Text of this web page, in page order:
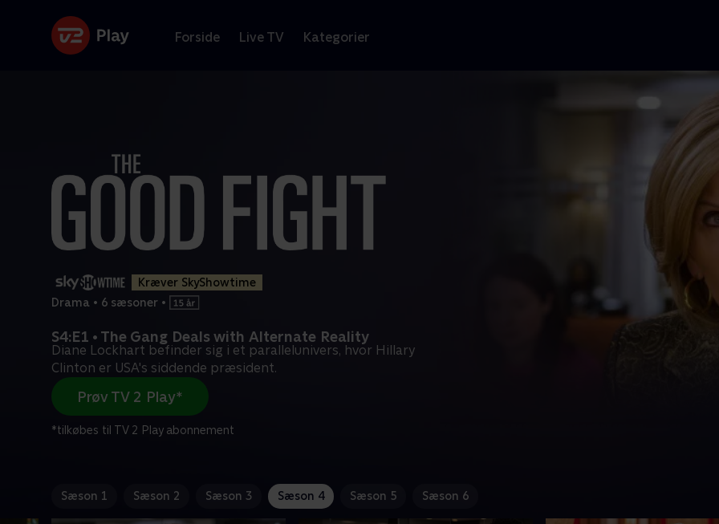
Forside Live TV Kategorier
Kræver SkyShowtime
Drama • 6 sæsoner •
S4:E1 • The Gang Deals with Alternate Reality
Diane Lockhart befinder sig i et parallelunivers, hvor Hillary
Clinton er USA's siddende præsident.
Prøv TV 2 Play*
*tilkøbes til TV 2 Play abonnement
Sæson 1 Sæson 2 Sæson 3 Sæson 4 Sæson 5 Sæson 6